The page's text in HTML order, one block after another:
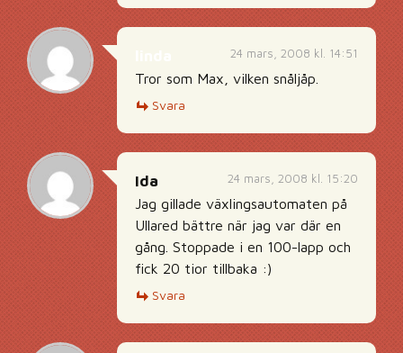
24 mars, 2008 kl. 14:51
Tror som Max, vilken snåljåp.
Svara
24 mars, 2008 kl. 15:20
Ida
Jag gillade växlingsautomaten på
Ullared bättre när jag var där en
gång. Stoppade i en 100-lapp och
fick 20 tior tillbaka :)
Svara